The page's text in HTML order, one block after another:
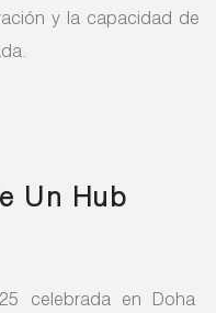
y la capacidad de
Un Hub
celebrada en Doha